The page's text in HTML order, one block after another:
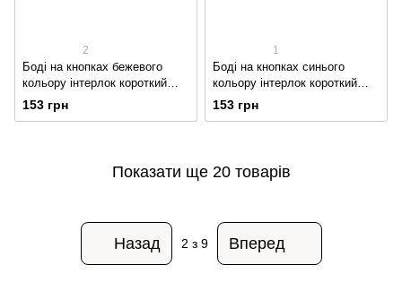
2
Боді на кнопках бежевого
кольору інтерлок короткий
рукав
153 грн
1
Боді на кнопках синього
кольору інтерлок короткий
рукав
153 грн
Показати ще 20 товарів
Назад 2 з 9 Вперед